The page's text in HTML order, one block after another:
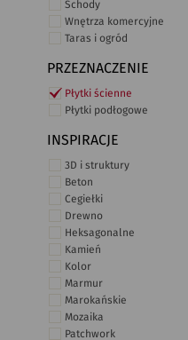
Schody
Wnętrza komercyjne
Taras i ogród
PRZEZNACZENIE
Płytki ścienne
Płytki podłogowe
INSPIRACJE
3D i struktury
Beton
Cegiełki
Drewno
Heksagonalne
Kamień
Kolor
Marmur
Marokańskie
Mozaika
Patchwork